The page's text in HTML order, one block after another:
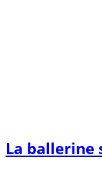
La ballerine